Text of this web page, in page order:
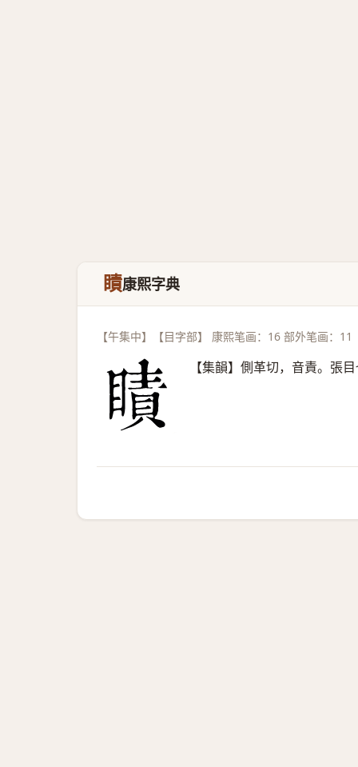
瞔康熙字典
【午集中】【目字部】 康熙笔画：16 部外笔画：11
【集韻】側革切，音責。張